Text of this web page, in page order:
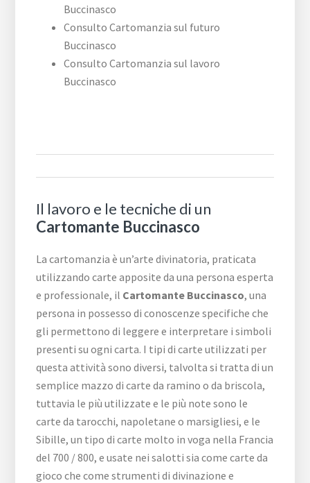
Buccinasco
Consulto Cartomanzia sul futuro
Buccinasco
Consulto Cartomanzia sul lavoro
Buccinasco
Il lavoro e le tecniche di un
Cartomante Buccinasco
La cartomanzia è un’arte divinatoria, praticata
utilizzando carte apposite da una persona esperta
e professionale, il Cartomante Buccinasco, una
persona in possesso di conoscenze specifiche che
gli permettono di leggere e interpretare i simboli
presenti su ogni carta. I tipi di carte utilizzati per
questa attività sono diversi, talvolta si tratta di un
semplice mazzo di carte da ramino o da briscola,
tuttavia le più utilizzate e le più note sono le
carte da tarocchi, napoletane o marsigliesi, e le
Sibille, un tipo di carte molto in voga nella Francia
del 700 / 800, e usate nei salotti sia come carte da
gioco che come strumenti di divinazione e